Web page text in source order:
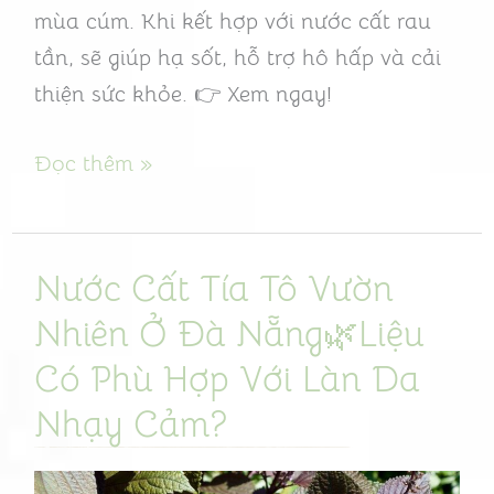
mùa cúm. Khi kết hợp với nước cất rau
tần, sẽ giúp hạ sốt, hỗ trợ hô hấp và cải
thiện sức khỏe. 👉 Xem ngay!
Mùa
Cúm
Đọc thêm »
Nước Cất Tía Tô Vườn
Nhiên Ở Đà Nẵng🌿Liệu
Có Phù Hợp Với Làn Da
Nhạy Cảm?
Nước
Cất
Tô
Vườn
Nhiên